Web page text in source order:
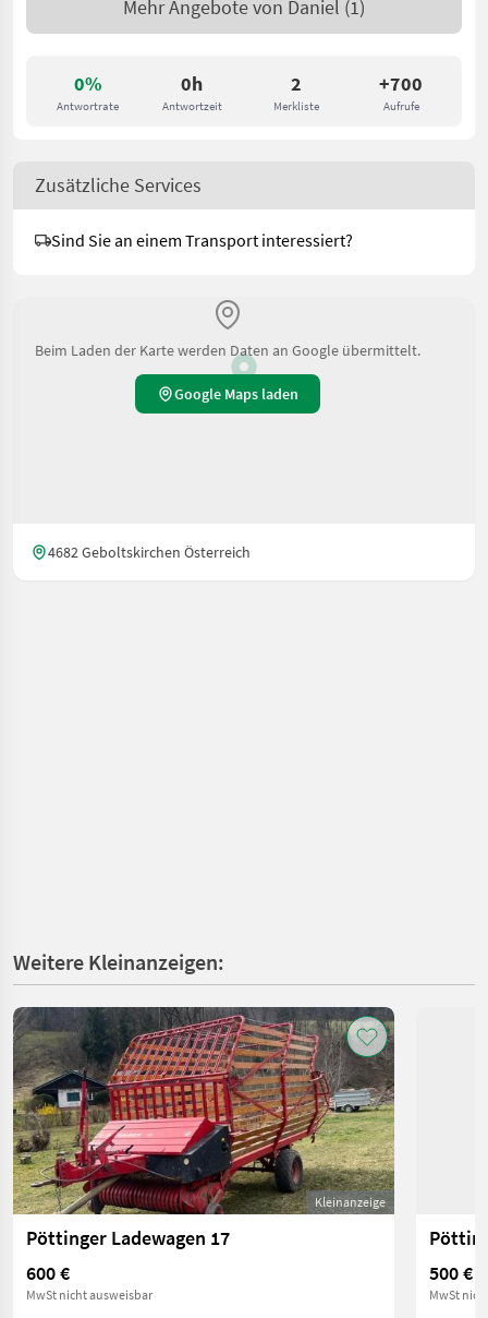
0%
Antwortrate
0h
Antwortzeit
2
Merkliste
+700
Aufrufe
Mehr Angebote von Daniel (1)
Zusätzliche Services
Sind Sie an einem Transport interessiert?
Beim Laden der Karte werden Daten an Google übermittelt.
Google Maps laden
4682 Geboltskirchen Österreich
Weitere Kleinanzeigen:
Kleinanzeige
Pöttinger Ladewagen 17
600 €
MwSt nicht ausweisbar
500 €
MwSt